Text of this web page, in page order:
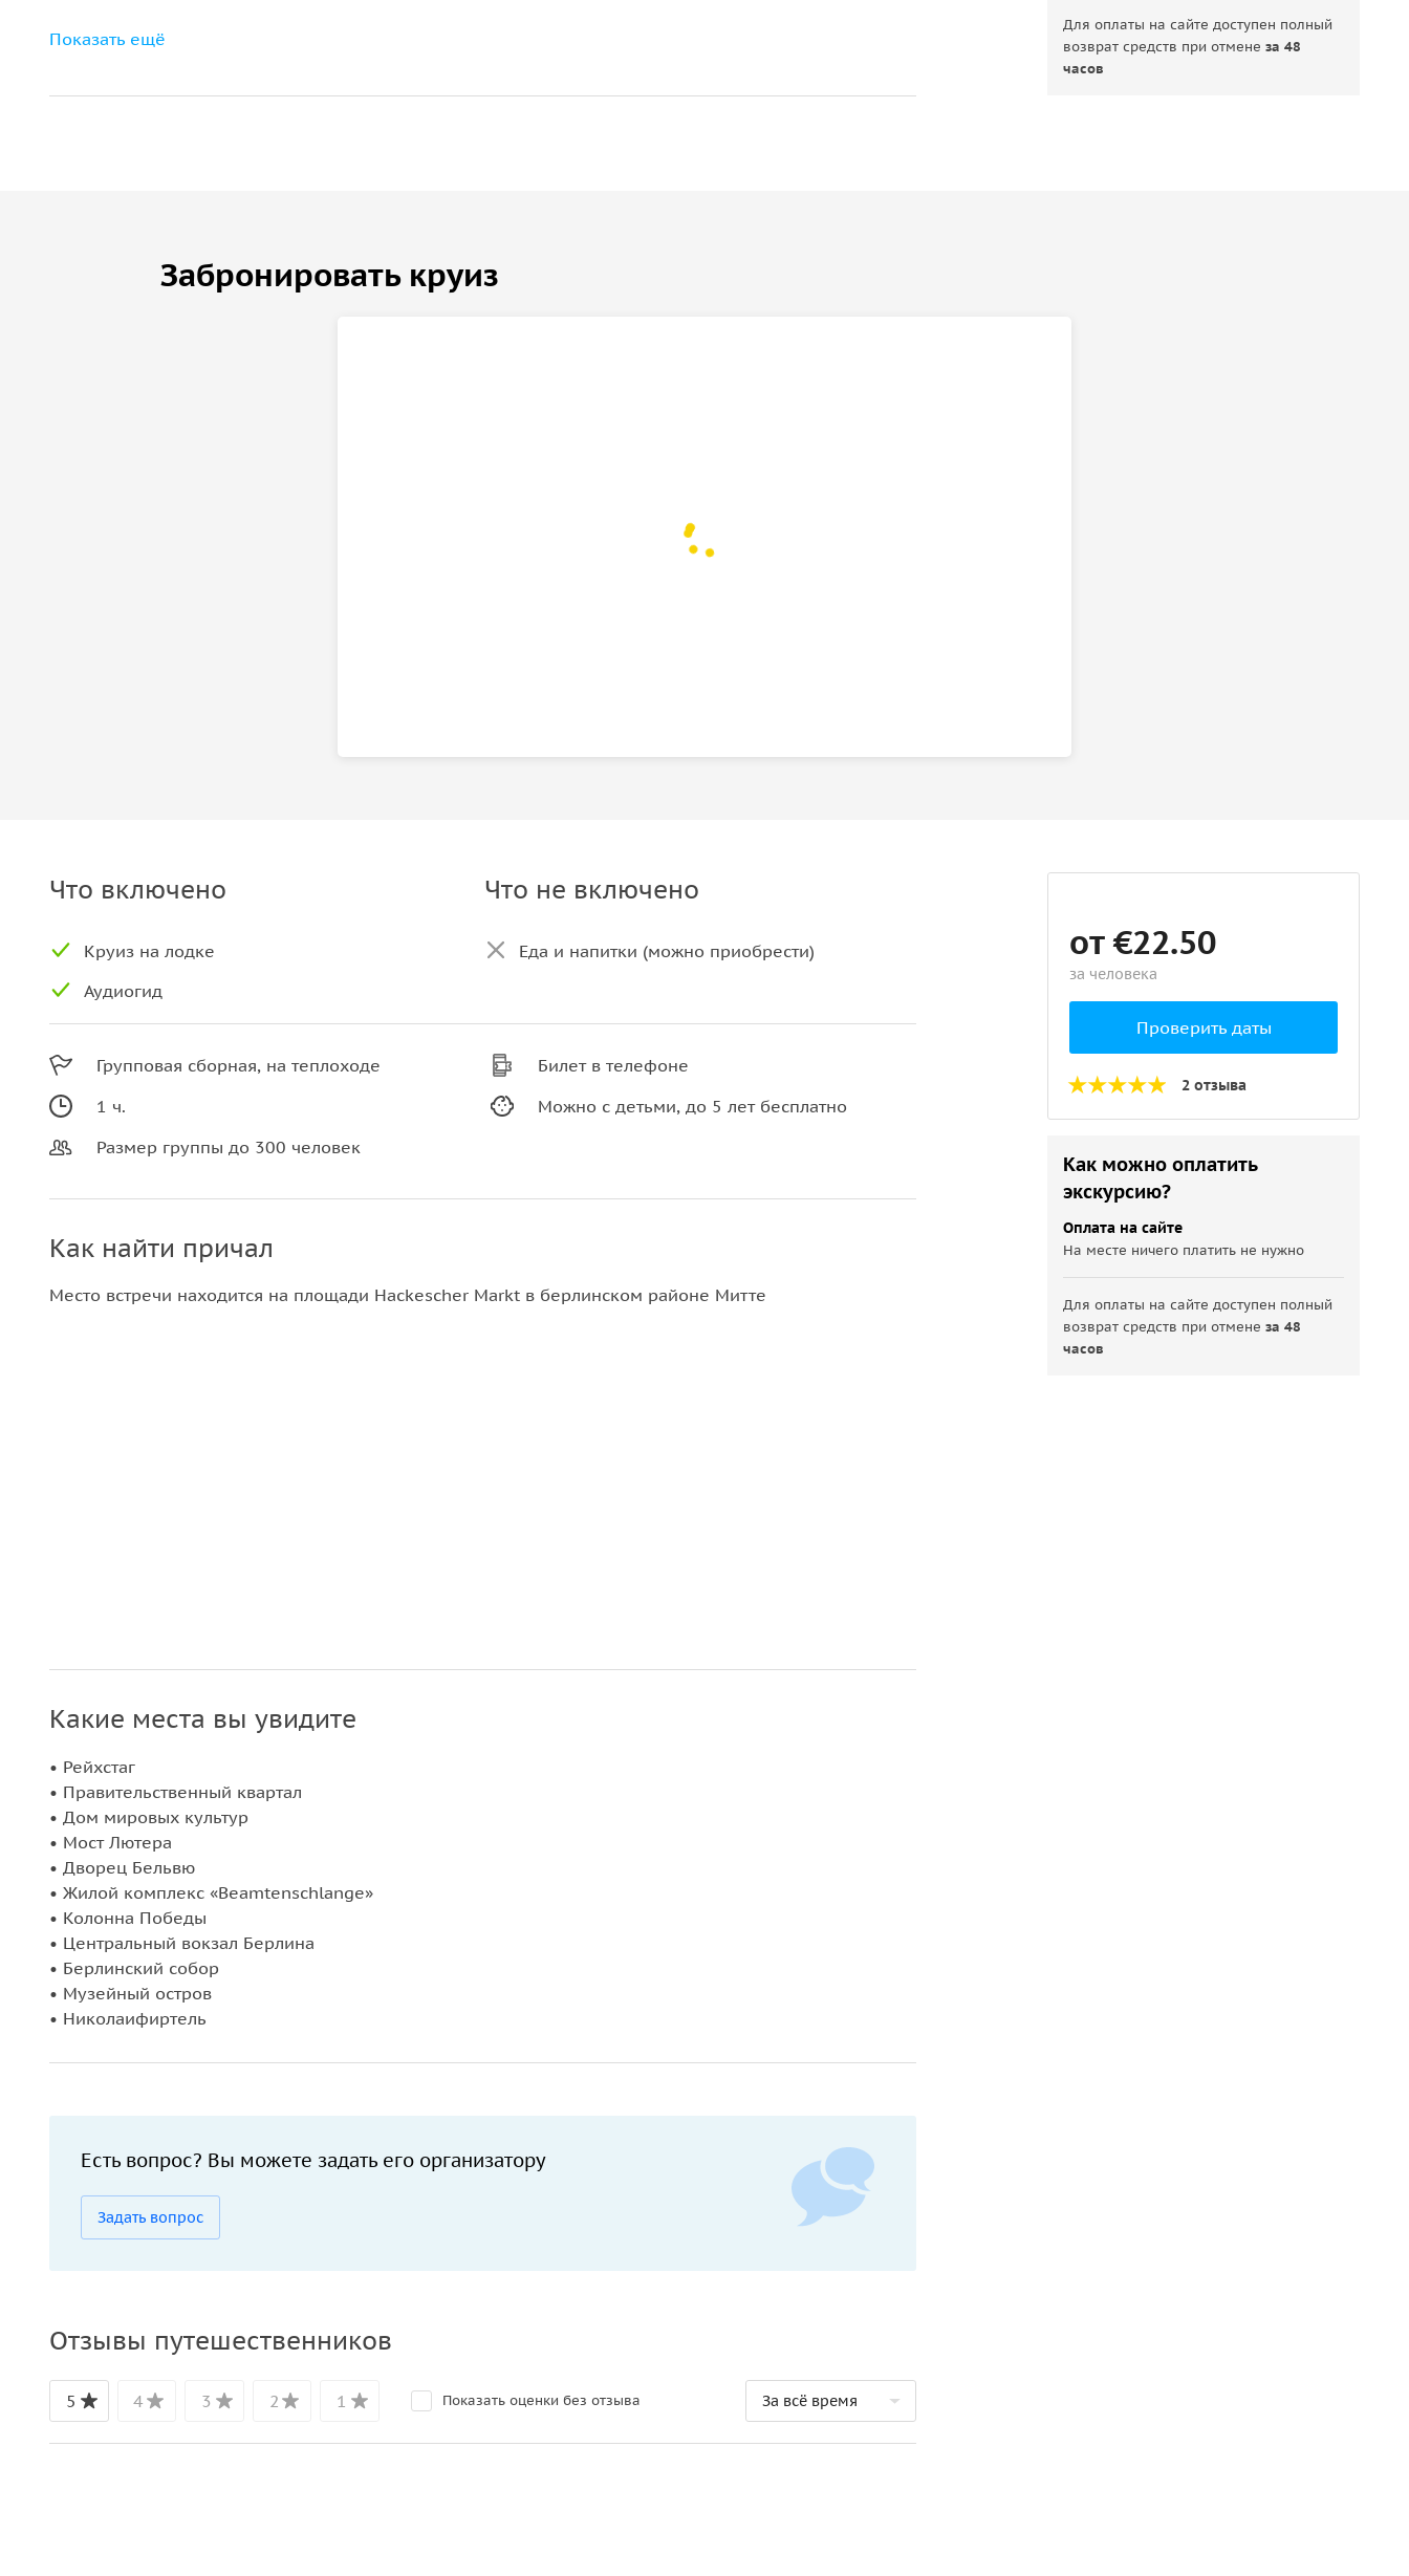
Знаковые места столицы
Показать ещё
Для оплаты на сайте доступен полный
возврат средств при отменеза 48
часов
Забронировать круиз
Что включено
Круиз на лодке
Аудиогид
Что не включено
Еда и напитки (можно приобрести)
Групповая сборная, на теплоходе
1 ч.
Размер группы до 300 человек
Билет в телефоне
Можно с детьми, до 5 лет бесплатно
Как найти причал
Место встречи находится на площади Hackescher Markt в берлинском районе Митте
Какие места вы увидите
• Рейхстаг
• Правительственный квартал
• Дом мировых культур
• Мост Лютера
• Дворец Бельвю
• Жилой комплекс «Beamtenschlange»
• Колонна Победы
• Центральный вокзал Берлина
• Берлинский собор
• Музейный остров
• Николаифиртель
Есть вопрос? Вы можете задать его организатору
Задать вопрос
Отзывы путешественников
5 4 3 2 1 Показать оценки без отзыва
от €22.50
за человека
Проверить даты
2 отзыва
Как можно оплатить
экскурсию?
Оплата на сайте
На месте ничего платить не нужно
Для оплаты на сайте доступен полный
возврат средств при отменеза 48
часов